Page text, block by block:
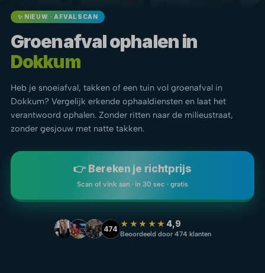
✨ NIEUW · AFVALSCAN
Groenafval ophalen in
Dokkum
Heb je snoeiafval, takken of een tuin vol groenafval in
Dokkum? Vergelijk erkende ophaaldiensten en laat het
verantwoord ophalen. Zonder ritten naar de milieustraat,
zonder gesjouw met natte takken.
👉 Bereken je richtprijs
Scan of vink aan · in 30 sec · gratis
474 ★★★★★ 4,9
Beoordeeld door 474 klanten